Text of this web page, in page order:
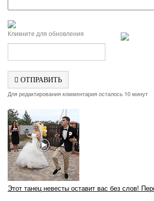
Кликните для обновления
ОТПРАВИТЬ
Для редактирования комментария осталось 10 минут
Этот танец невесты оставит вас без слов!